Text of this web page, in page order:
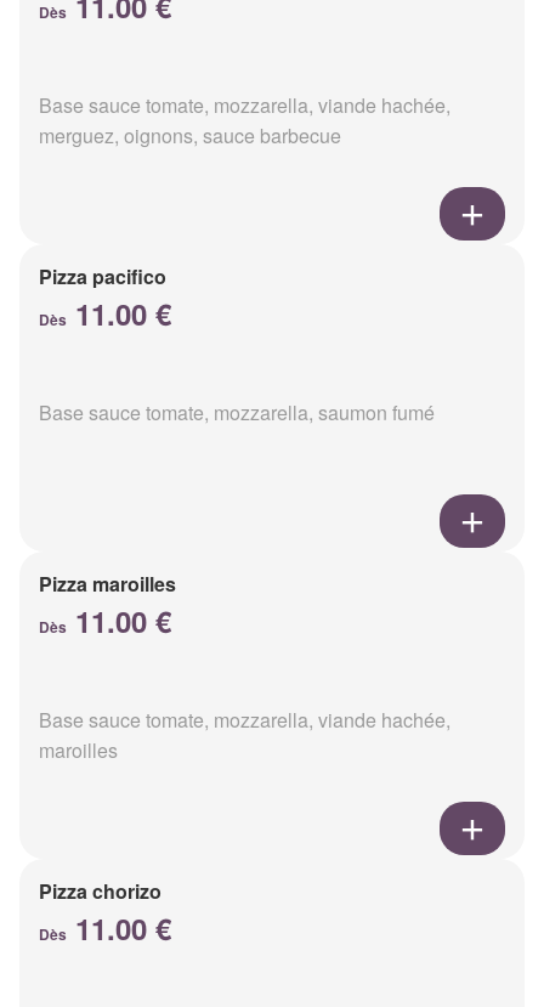
Dès
Base sauce tomate, mozzarella, viande hachée,
merguez, oignons, sauce barbecue
Pizza pacifico
Dès 11.00 €
Base sauce tomate, mozzarella, saumon fumé
Pizza maroilles
Dès 11.00 €
Base sauce tomate, mozzarella, viande hachée,
maroilles
Pizza chorizo
Dès 11.00 €